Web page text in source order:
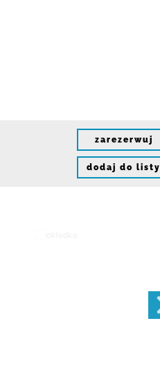
zarezerwuj
dodaj do listy